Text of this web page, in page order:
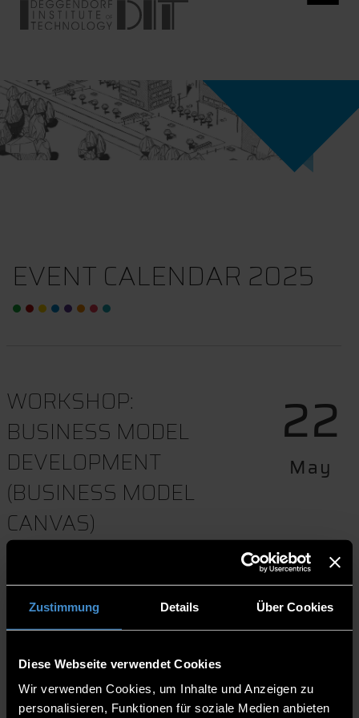
Zustimmung Details Über Cookies
Diese Webseite verwendet Cookies
Wir verwenden Cookies, um Inhalte und Anzeigen zu
personalisieren, Funktionen für soziale Medien anbieten
EVENT CALENDAR 2025
WORKSHOP:
BUSINESS MODEL
DEVELOPMENT
(BUSINESS MODEL
CANVAS)
in Deggendorf, 2. Stock
Download to event calender
Website
22
May